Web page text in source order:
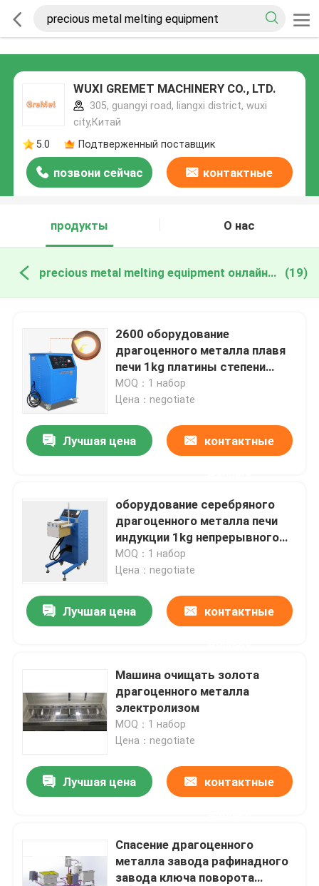
WUXI GREMET MACHINERY CO., LTD.
305, guangyi road, liangxi district, wuxi
city,Китай
5.0
Подтверженный поставщик
позвони сейчас контактные
продукты
О нас
precious metal melting equipment онлайн производство (19)
2600 оборудование
драгоценного металла плавя
печи 1kg платины степени
плавя
MOQ：1 набор
Цена：negotiate
Лучшая цена контактные
оборудование серебряного
драгоценного металла печи
индукции 1kg непрерывного
плавя
MOQ：1 набор
Цена：negotiate
Лучшая цена контактные
Машина очищать золота
драгоценного металла
электролизом
MOQ：1 набор
Цена：negotiate
Лучшая цена контактные
Спасение драгоценного
металла завода рафинадного
завода ключа поворота